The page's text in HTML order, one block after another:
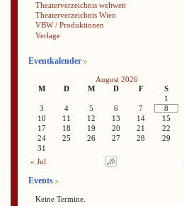
Theaterverzeichnis weltweit
Theaterverzeichnis Wien
VBW / Produktionen
Verlage
Eventkalender
August 2026
M
D M D F S
1
3
4 5 6 7 8
10
11 12 13 14 15
17
18 19 20 21 22
24
25 26 27 28 29
31
« Jul
Events
Keine Termine.